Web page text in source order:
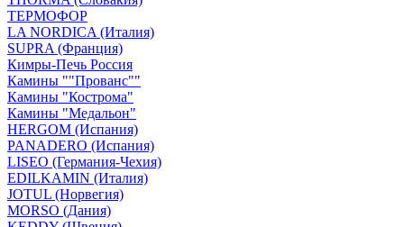
ТЕРМОФОР
LA NORDICA (Италия)
SUPRA (Франция)
Кимры-Печь Россия
Камины ""Прованс""
Камины "Кострома"
Камины "Медальон"
HERGOM (Испания)
PANADERO (Испания)
LISEO (Германия-Чехия)
EDILKAMIN (Италия)
JOTUL (Норвегия)
MORSO (Дания)